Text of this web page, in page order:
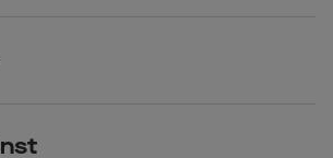
butiker